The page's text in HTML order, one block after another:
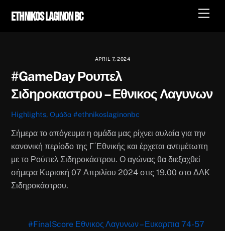
Ethnikos Laginon BC
APRIL 7, 2024
#GameDay Ρουπελ
Σιδηροκαστρου – Εθνικος Λαγυνων
Highlights,Ομάδα #ethnikoslaginonbc
Σήμερα το απόγευμα η ομάδα μας ρίχνει αυλαία για την
κανονική περίοδο της Γ΄Εθνικής και έρχεται αντιμέτωπη
με το Ρούπελ Σιδηροκάστρου. Ο αγώνας θα διεξαχθεί
σήμερα Κυριακή 07 Απριλίου 2024 στις 19.00 στο ΔΑΚ
Σιδηροκάστρου.
#FinalScore Εθνικος Λαγυνων – Ευκαρπια 74-57